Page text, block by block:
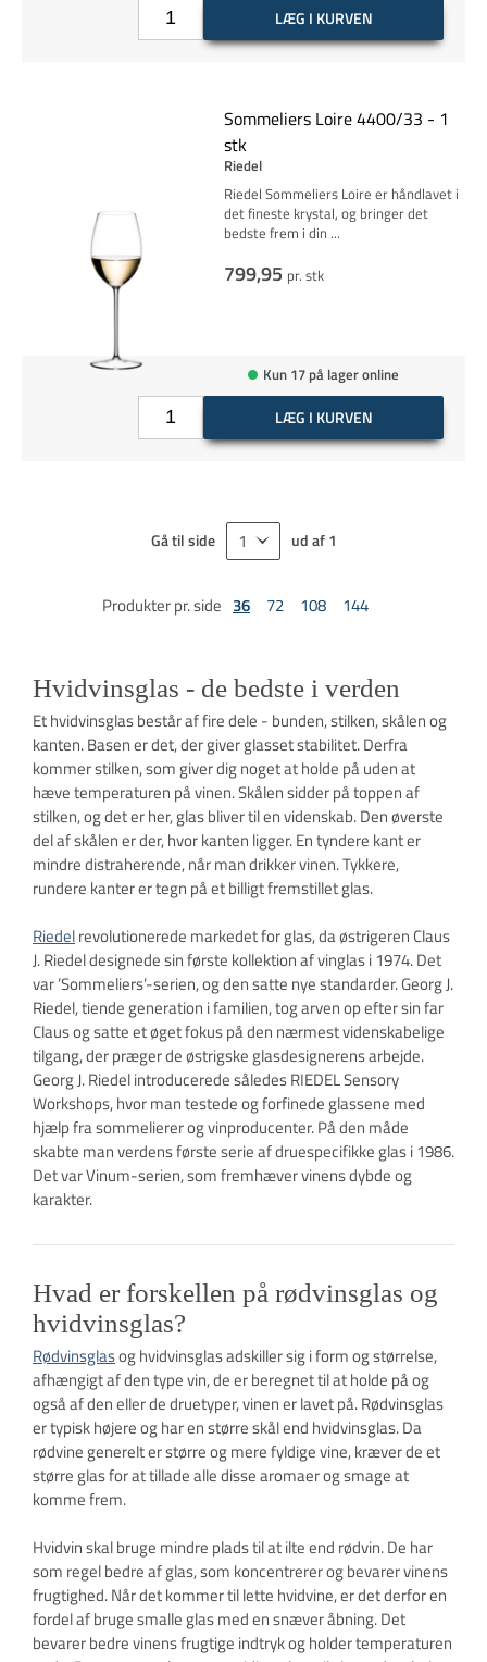
LÆG I KURVEN
Sommeliers Loire 4400/33 - 1
stk
Riedel
Riedel Sommeliers Loire er håndlavet i
det fineste krystal, og bringer det
bedste frem i din ...
799,95 pr. stk
Kun 17 på lager online
LÆG I KURVEN
Gå til side ud af 1
Produkter pr. side 36 72 108 144
Hvidvinsglas - de bedste i verden
Et hvidvinsglas består af fire dele - bunden, stilken, skålen og
kanten. Basen er det, der giver glasset stabilitet. Derfra
kommer stilken, som giver dig noget at holde på uden at
hæve temperaturen på vinen. Skålen sidder på toppen af ​​
stilken, og det er her, glas bliver til en videnskab. Den øverste
del af skålen er der, hvor kanten ligger. En tyndere kant er
mindre distraherende, når man drikker vinen. Tykkere,
rundere kanter er tegn på et billigt fremstillet glas.
Riedelrevolutionerede markedet for glas, da østrigeren Claus
J. Riedel designede sin første kollektion af vinglas i 1974. Det
var ’Sommeliers’-serien, og den satte nye standarder. Georg J.
Riedel, tiende generation i familien, tog arven op efter sin far
Claus og satte et øget fokus på den nærmest videnskabelige
tilgang, der præger de østrigske glasdesignerens arbejde.
Georg J. Riedel introducerede således RIEDEL Sensory
Workshops, hvor man testede og forfinede glassene med
hjælp fra sommelierer og vinproducenter. På den måde
skabte man verdens første serie af druespecifikke glas i 1986.
Det var Vinum-serien, som fremhæver vinens dybde og
karakter.
Hvad er forskellen på rødvinsglas og
hvidvinsglas?
Rødvinsglasog hvidvinsglas adskiller sig i form og størrelse,
afhængigt af den type vin, de er beregnet til at holde på og
også af den eller de druetyper, vinen er lavet på. Rødvinsglas
er typisk højere og har en større skål end hvidvinsglas. Da
rødvine generelt er større og mere fyldige vine, kræver de et
større glas for at tillade alle disse aromaer og smage at
komme frem.
Hvidvin skal bruge mindre plads til at ilte end rødvin. De har
som regel bedre af glas, som koncentrerer og bevarer vinens
frugtighed. Når det kommer til lette hvidvine, er det derfor en
fordel af bruge smalle glas med en snæver åbning. Det
bevarer bedre vinens frugtige indtryk og holder temperaturen